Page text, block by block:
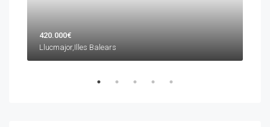
420.000€
Llucmajor,Illes Balears